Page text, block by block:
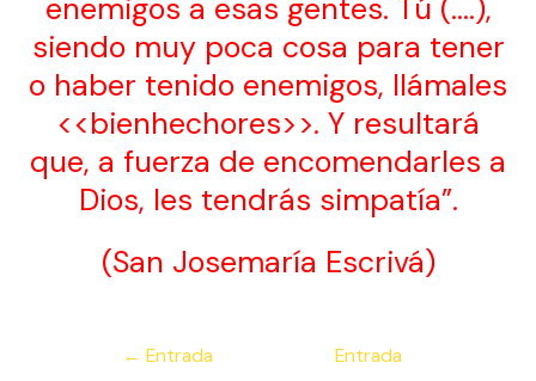
enemigos a esas gentes. Tú (….),
siendo muy poca cosa para tener
o haber tenido enemigos, llámales
<<bienhechores>>. Y resultará
que, a fuerza de encomendarles a
Dios, les tendrás simpatía”.
(San Josemaría Escrivá)
Navegación
← Entrada
Entrada